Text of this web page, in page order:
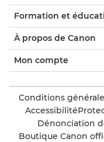
Formation et
À propos de Canon
Mon compte
Conditions
Accessibilité
Dénonciation
Boutique Canon